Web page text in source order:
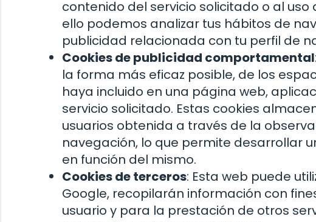
contenido del servicio solicitado o al
ello podemos analizar tus hábitos de
publicidad relacionada con tu perfil de
Cookies de publicidad comportamental
la forma más eficaz posible, de los
haya incluido en una página web,
servicio solicitado. Estas cookies
usuarios obtenida a través de la
navegación, lo que permite desarrollar
en función del mismo.
Cookies de terceros: Esta web puede
Google, recopilarán información con
usuario y para la prestación de otros